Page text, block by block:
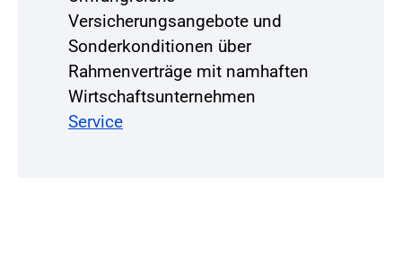
Versicherungsangebote und
Sonderkonditionen über
Rahmenverträge mit namhaften
Wirtschaftsunternehmen
Service